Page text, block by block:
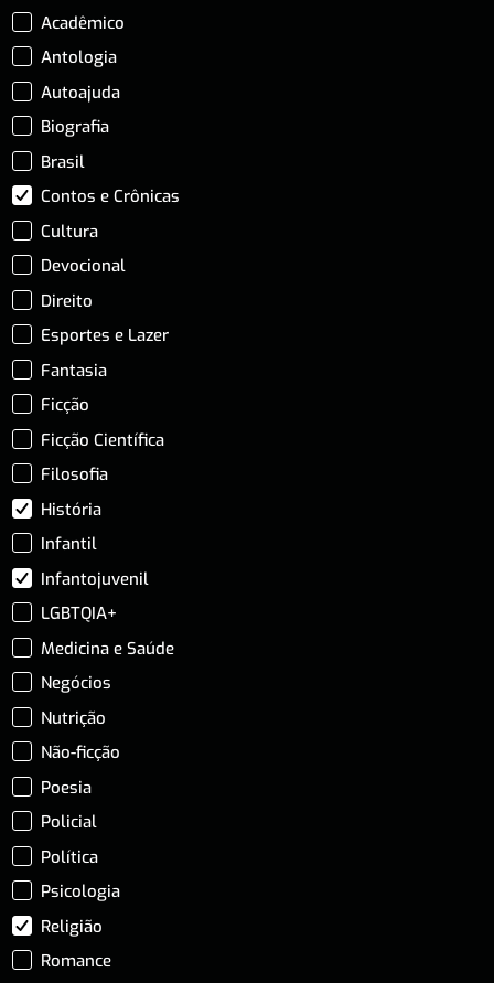
Acadêmico
Antologia
Autoajuda
Biografia
Brasil
Contos e Crônicas
Cultura
Devocional
Direito
Esportes e Lazer
Fantasia
Ficção
Ficção Científica
Filosofia
História
Infantil
Infantojuvenil
LGBTQIA+
Medicina e Saúde
Negócios
Nutrição
Não-ficção
Poesia
Policial
Política
Psicologia
Religião
Romance